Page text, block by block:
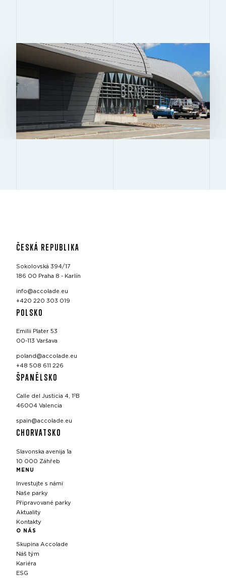
ČESKÁ REPUBLIKA
Sokolovská 394/17
186 00 Praha 8 - Karlín
info@accolade.eu
+420 220 303 019
POLSKO
Emilii Plater 53
00-113 Varšava
poland@accolade.eu
+48 508 611 226
ŠPANĚLSKO
Calle del Justicia 4, 1ºB
46004 Valencia
spain@accolade.eu
CHORVATSKO
Slavonska avenija 1a
10 000 Záhřeb
MENU
Investujte s námi
Naše parky
Připravované parky
Aktuality
Kontakty
O NÁS
Skupina Accolade
Náš tým
Kariéra
ESG